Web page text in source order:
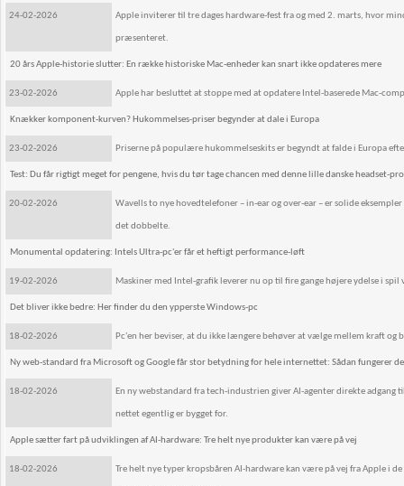
24-02-2026 Apple inviterer til tre dages hardware-fest fra og med 2. marts, hvor
præsenteret.
20 års Apple-historie slutter: En række historiske Mac-enheder kan snart ikke opdateres mere
23-02-2026 Apple har besluttet at stoppe med at opdatere Intel-baserede Mac-
Knækker komponent-kurven? Hukommelses-priser begynder at dale i Europa
23-02-2026 Priserne på populære hukommelseskits er begyndt at falde i Europa
Test: Du får rigtigt meget for pengene, hvis du tør tage chancen med denne lille danske headset-
20-02-2026 Wavells to nye hovedtelefoner – in-ear og over-ear – er solide
det dobbelte.
Monumental opdatering: Intels Ultra-pc'er får et heftigt performance-løft
19-02-2026 Maskiner med Intel-grafik leverer nu op til fire gange højere ydelse i
Det bliver ikke bedre: Her finder du den ypperste Windows-pc
18-02-2026 Pc'en her beviser, at du ikke længere behøver at vælge mellem kraft
Ny web-standard fra Microsoft og Google får stor betydning for hele internettet: Sådan fungerer
18-02-2026 En ny webstandard fra tech-industrien giver AI-agenter direkte adgang
nettet egentlig er bygget for.
Apple sætter fart på udviklingen af AI-hardware: Tre helt nye produkter kan være på vej
18-02-2026 Tre helt nye typer kropsbåren AI-hardware kan være på vej fra Apple i